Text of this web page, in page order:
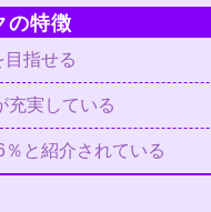
の特徴
指せる
充実している
と紹介されている